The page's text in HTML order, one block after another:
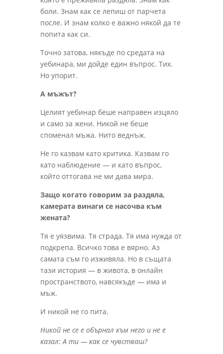
боли. Знам как се лепиш от парчета
после. И знам колко е важно някой да те
попита как си.
Точно затова, някъде по средата на
уебинара, ми дойде един въпрос. Тих.
Но упорит.
А мъжът?
Целият уебинар беше направен изцяло
и само за жени. Никой не беше
споменал мъжа. Нито веднъж.
Не го казвам като критика. Казвам го
като наблюдение — и като въпрос,
който оттогава не ми дава мира.
Защо когато говорим за раздяла,
камерата винаги се насочва към
жената?
Тя е уязвима. Тя страда. Тя има нужда от
подкрепа. Всичко това е вярно. Аз
самата съм го изживяла. Но в същата
тази история — в живота, в онлайн
пространството, навсякъде — има и
мъж.
И никой не го пита.
Никой не се е обърнал към него и не е
казал: А ти — как се чувстваш?